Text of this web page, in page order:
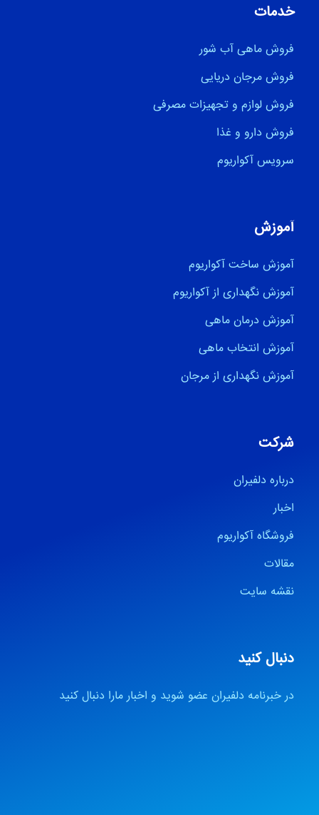
خدمات
فروش ماهی آب شور
فروش مرجان دریایی
فروش لوازم و تجهیزات مصرفی
فروش دارو و غذا
سرویس آکواریوم
آموزش
آموزش ساخت آکواریوم
آموزش نگهداری از آکواریوم
آموزش درمان ماهی
آموزش انتخاب ماهی
آموزش نگهداری از مرجان
شرکت
درباره دلفیران
اخبار
فروشگاه آکواریوم
مقالات
نقشه سایت
دنبال کنید
در خبرنامه دلفیران عضو شوید و اخبار مارا دنبال کنید